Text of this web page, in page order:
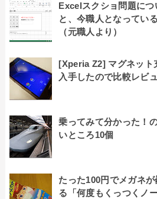
Excelスクショ問題に
と、今職人となってい
（元職人より）
[Xperia Z2] マグネット
入手したので比較レビ
乗ってみて分かった！
いところ10個
たった100円でメガネ
る「何度もくっつくノ